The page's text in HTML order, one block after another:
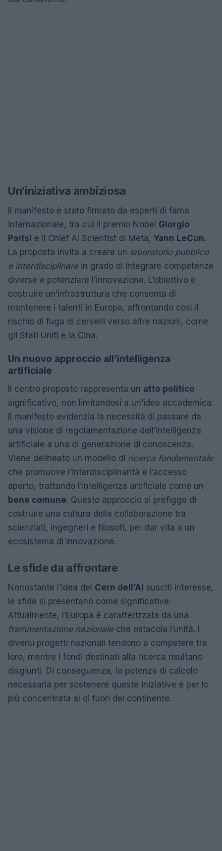
Un’iniziativa ambiziosa
Il manifesto è stato firmato da esperti di fama
internazionale, tra cui il premio Nobel Giorgio
Parisi e il Chief AI Scientist di Meta, Yann LeCun.
La proposta invita a creare un laboratorio pubblico
e interdisciplinarein grado di integrare competenze
diverse e potenziare l’innovazione. L’obiettivo è
costruire un’infrastruttura che consenta di
mantenere i talenti in Europa, affrontando così il
rischio di fuga di cervelli verso altre nazioni, come
gli Stati Uniti e la Cina.
Un nuovo approccio all’intelligenza
artificiale
Il centro proposto rappresenta un atto politico
significativo, non limitandosi a un’idea accademica.
Il manifesto evidenzia la necessità di passare da
una visione di regolamentazione dell’intelligenza
artificiale a una di generazione di conoscenza.
Viene delineato un modello di ricerca fondamentale
che promuove l’interdisciplinarità e l’accesso
aperto, trattando l’intelligenza artificiale come un
bene comune. Questo approccio si prefigge di
costruire una cultura della collaborazione tra
scienziati, ingegneri e filosofi, per dar vita a un
ecosistema di innovazione.
Le sfide da affrontare
Nonostante l’idea del Cern dell’AI susciti interesse,
le sfide si presentano come significative.
Attualmente, l’Europa è caratterizzata da una
frammentazione nazionaleche ostacola l’unità. I
diversi progetti nazionali tendono a competere tra
loro, mentre i fondi destinati alla ricerca risultano
disgiunti. Di conseguenza, la potenza di calcolo
necessaria per sostenere queste iniziative è per lo
più concentrata al di fuori del continente.